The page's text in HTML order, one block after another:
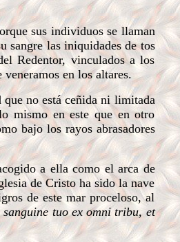
sus individuos se llaman
sangre las iniquidades de tos
Redentor, vinculados a los
en los altares.
no está ceñida ni limitada
mismo en este que en otro
bajo los rayos abrasadores
a ella como el arca de
de Cristo ha sido la nave
de este mar proceloso, al
tuo ex omni tribu, et